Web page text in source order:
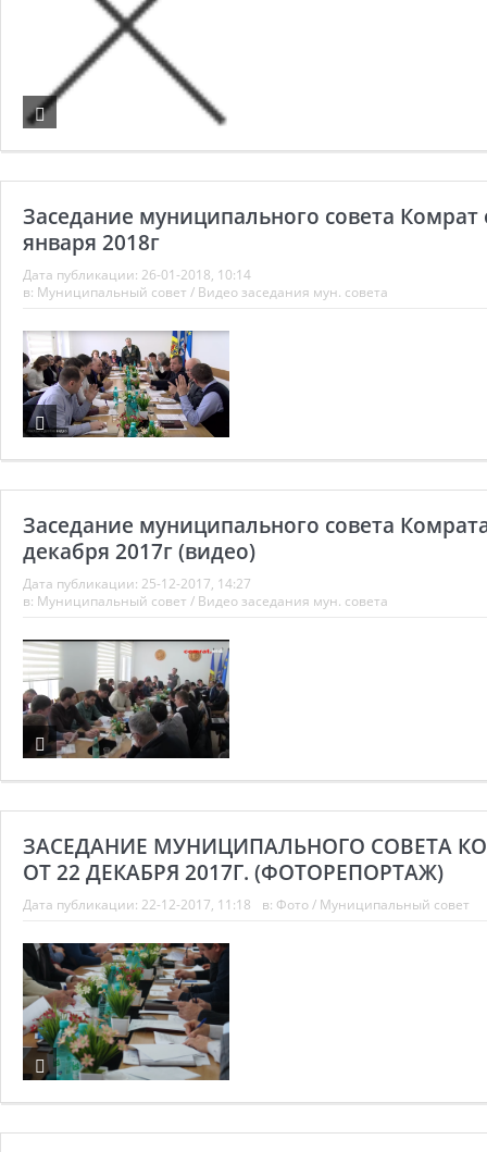
Заседание муниципального совета Комрат
января 2018г
Дата публикации: 26-01-2018, 10:14
в: Муниципальный совет / Видео заседания мун. совета
Заседание муниципального совета
декабря 2017г (видео)
Дата публикации: 25-12-2017, 14:27
в: Муниципальный совет / Видео заседания мун. совета
ЗАСЕДАНИЕ МУНИЦИПАЛЬНОГО СОВЕТА
ОТ 22 ДЕКАБРЯ 2017Г. (ФОТОРЕПОРТАЖ)
Дата публикации: 22-12-2017, 11:18 в: Фото/ Муниципальный совет